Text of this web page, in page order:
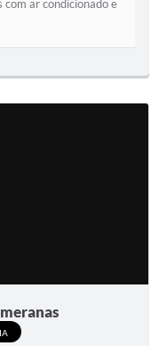
com ar condicionado e